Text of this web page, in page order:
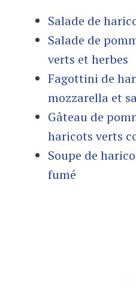
Salade de
Salade de
verts et herbes
Fagottini de
mozzarella et
Gâteau de
haricots verts
Soupe de
fumé